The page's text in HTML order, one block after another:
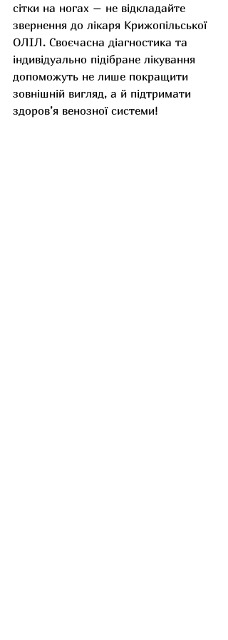
сітки на ногах – не відкладайте
звернення до лікаря Крижопільської
ОЛІЛ. Своєчасна діагностика та
індивідуально підібране лікування
допоможуть не лише покращити
зовнішній вигляд, а й підтримати
здоров’я венозної системи!